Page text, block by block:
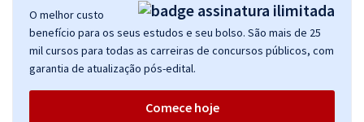
O melhor custo
benefício para os seus estudos e seu bolso. São mais de 25
mil cursos para todas as carreiras de concursos públicos, com
garantia de atualização pós-edital.
Comece hoje